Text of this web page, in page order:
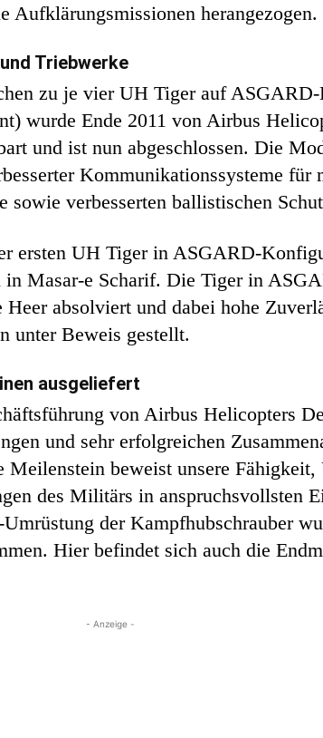
Aufklärungsmissionen herangezogen.
Triebwerke
zu je vier UH Tiger auf
wurde Ende 2011 von Airbus
und ist nun abgeschlossen. Die
Kommunikationssysteme für
verbesserten ballistischen
ersten UH Tiger in ASGARD-
in Masar-e Scharif. Die Tiger in
Heer absolviert und dabei hohe
unter Beweis gestellt.
ausgeliefert
von Airbus Helicopters
und sehr erfolgreichen
beweist unsere
des Militärs in anspruchsvollsten
der Kampfhubschrauber
Hier befindet sich auch die
- Anzeige -